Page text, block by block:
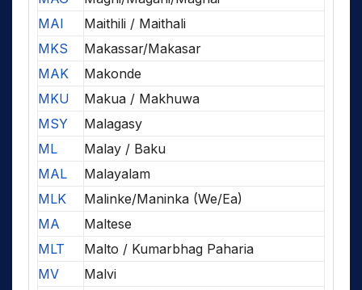
MAI
Maithili / Maithali
MKS
Makassar/Makasar
MAK
Makonde
MKU
Makua / Makhuwa
MSY
Malagasy
ML
Malay / Baku
MAL
Malayalam
MLK
Malinke/Maninka (We/Ea)
MA
Maltese
MLT
Malto / Kumarbhag Paharia
MV
Malvi